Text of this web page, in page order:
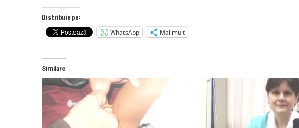
Distribuie pe:
WhatsApp
Mai mult
Similare